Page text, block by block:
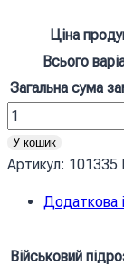
Ціна
Всього
Загальна сума
Прапор
ЗСУ
102
(окрема
територіальної
У кошик
Артикул: 101335
Додаткова
Військовий